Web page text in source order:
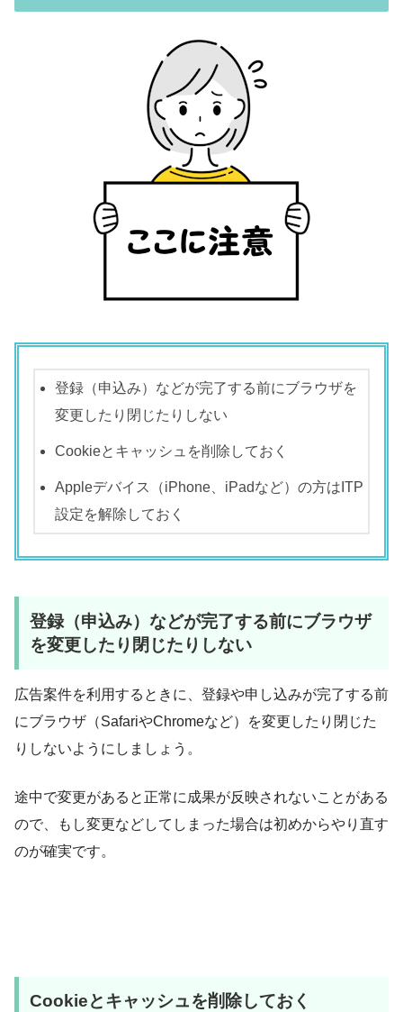
登録（申込み）などが完了する前にブラウザを
変更したり閉じたりしない
Cookieとキャッシュを削除しておく
Appleデバイス（iPhone、iPadなど）の方はITP
設定を解除しておく
登録（申込み）などが完了する前にブラウザ
を変更したり閉じたりしない
広告案件を利用するときに、登録や申し込みが完了する前
にブラウザ（SafariやChromeなど）を変更したり閉じた
りしないようにしましょう。
途中で変更があると正常に成果が反映されないことがある
ので、もし変更などしてしまった場合は初めからやり直す
のが確実です。
Cookieとキャッシュを削除しておく